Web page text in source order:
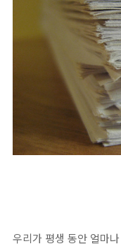
우리가 평생 동안 얼마